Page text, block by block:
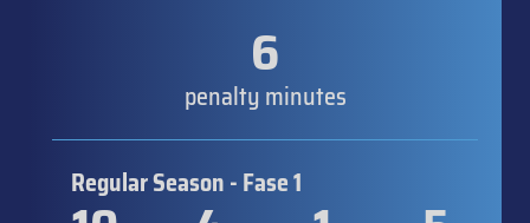
6
penalty minutes
Regular Season - Fase 1